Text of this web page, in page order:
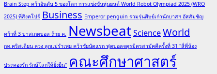
Brain Step คว้าอันดับ 5 ของโลก การแข่งขันหุ่นยนต์ World Robot Olympiad 2025 (WRO
2025) ที่สิงคโปร์ Business Emperor penguin รวมรุ่นศิษย์เก่านักบาสฯ อัสสัมชัญ
คว้าที่ 3 บาสเกตบอล ถ้วย ค. NewsbeatScienceWorld
กท.คริสเตียน ควง ลูกแม่รำเพย คว้าชัยนัดแรก ฟุตบอลจตุรมิตรสามัคคีครั้งที่ 31 "สี่พี่น้อง
ประคองรัก รักษ์โลกให้ยั่งยืน" คณะศึกษาศาสตร์